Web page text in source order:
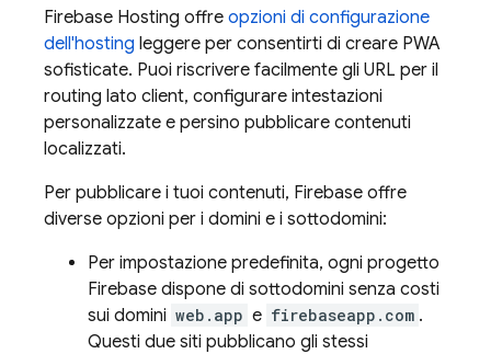
Firebase Hosting offre opzioni di configurazione
dell'hosting leggere per consentirti di creare PWA
sofisticate. Puoi riscrivere facilmente gli URL per il
routing lato client, configurare intestazioni
personalizzate e persino pubblicare contenuti
localizzati.
Per pubblicare i tuoi contenuti, Firebase offre
diverse opzioni per i domini e i sottodomini:
Per impostazione predefinita, ogni progetto
Firebase dispone di sottodomini senza costi
sui domini web.app e firebaseapp.com .
Questi due siti pubblicano gli stessi